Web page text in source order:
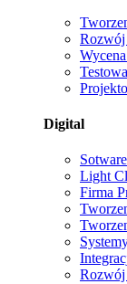
Digital
Light
Firma
Rozwój